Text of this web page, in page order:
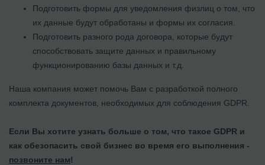
Подготовить формы для уведомления физлиц о том, что
их данные будут обработаны и формы их согласия.
Подготовить разного рода договора, которые будут
способствовать защите данных и правильному
функционированию базы данных и т.д.
Наша компания может помочь Вам с разработкой полного
комплекта документов, необходимых для соблюдения GDPR.
Если Вы хотите узнать больше о том, что такое GDPR и
как обезопасить свой бизнес во время его выполнения -
позвоните нам!